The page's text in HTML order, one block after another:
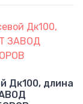
Дк100, длина